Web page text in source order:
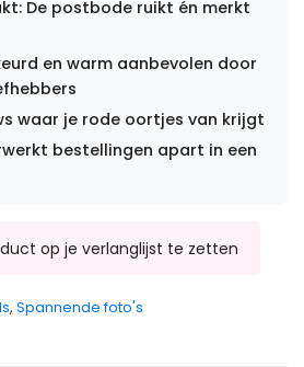
De postbode ruikt én merkt
en warm aanbevolen door
waar je rode oortjes van krijgt
bestellingen apart in een
, Spannende foto's